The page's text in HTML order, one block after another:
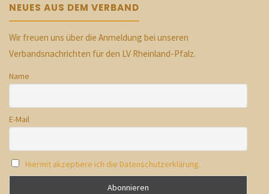
NEUES AUS DEM VERBAND
Wir freuen uns über die Anmeldung bei unseren
Verbandsnachrichten für den LV Rheinland-Pfalz.
Name
E-Mail
Hiermit akzeptiere ich die Datenschutzerklärung.